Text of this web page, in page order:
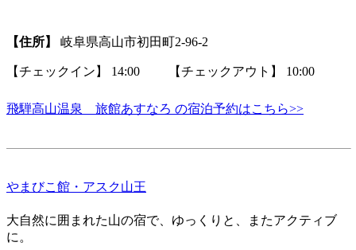
【住所】 岐阜県高山市初田町2-96-2
【チェックイン】 14:00 【チェックアウト】 10:00
飛騨高山温泉 旅館あすなろ の宿泊予約はこちら>>
やまびこ館・アスク山王
大自然に囲まれた山の宿で、ゆっくりと、またアクティブ
に。